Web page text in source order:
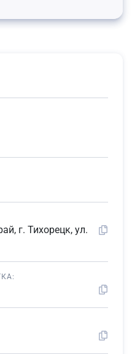
г. Тихорецк, ул.